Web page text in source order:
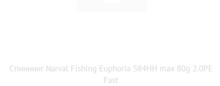
Спиннинг Narval Fishing Euphoria S84HH max 80g 2.0PE
Fast